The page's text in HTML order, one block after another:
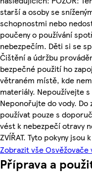
starší a osoby se
schopnostmi nebo
poučeny o používání
nebezpečím. Děti si se
Čištění a údržbu
bezpečné použití ho
větraném místě, kde
materiály. Nepoužívejte
Neponořujte do vody.
používat pouze s
vést k nebezpečí otravy
ZVÍŘAT. Tyto pokyny
Zobrazit vše Osvěžovače
Příprava a